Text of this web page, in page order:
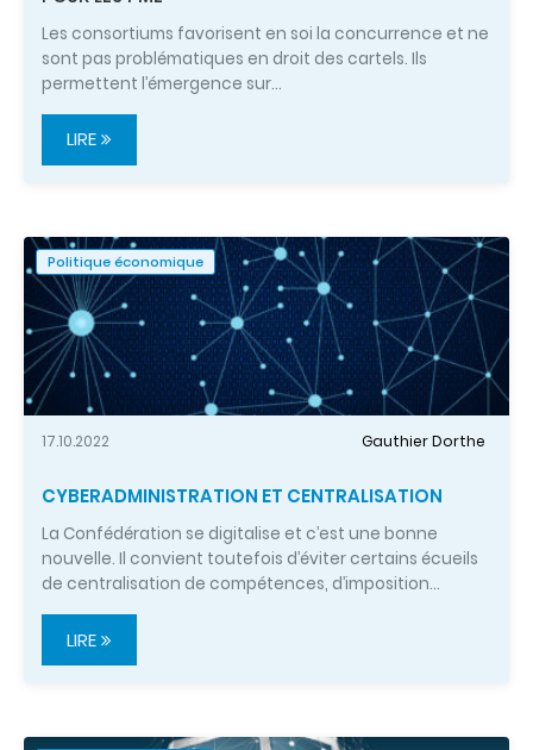
Les consortiums favorisent en soi la concurrence et ne
sont pas problématiques en droit des cartels. Ils
permettent l’émergence sur…
LIRE
Politique économique
17.10.2022 Gauthier Dorthe
CYBERADMINISTRATION ET CENTRALISATION
La Confédération se digitalise et c’est une bonne
nouvelle. Il convient toutefois d’éviter certains écueils
de centralisation de compétences, d’imposition…
LIRE